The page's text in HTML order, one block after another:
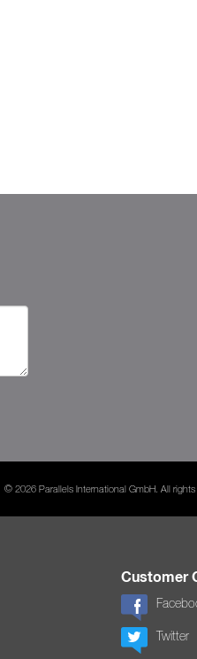
© 2026 Parallels International GmbH. All rights
Customer
Twitter